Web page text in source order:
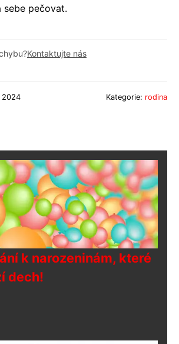
sebe pečovat.
Kontaktujte nás
2024 Kategorie: rodina
k narozeninám, které
dech!